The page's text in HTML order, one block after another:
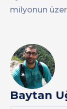
milyonun
Baytan